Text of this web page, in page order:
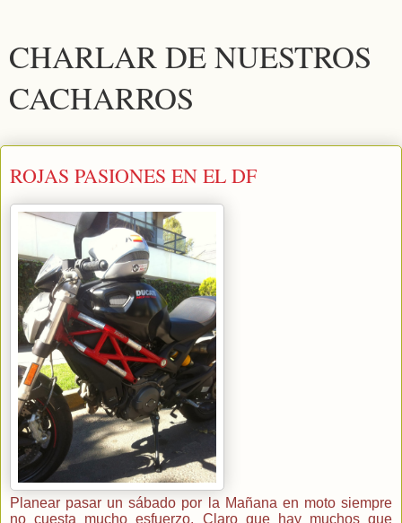
CHARLAR DE NUESTROS
CACHARROS
ROJAS PASIONES EN EL DF
Planear pasar un sábado por la Mañana en moto siempre
no cuesta mucho esfuerzo. Claro que hay muchos que